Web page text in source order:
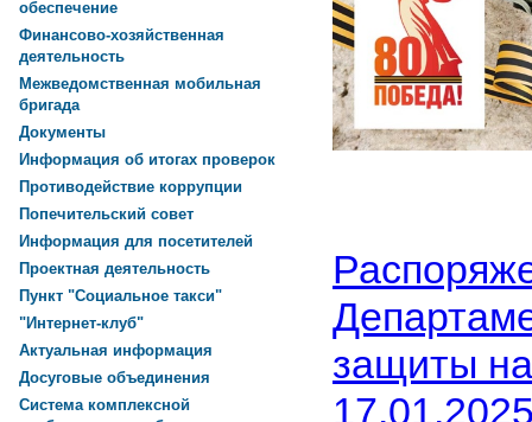
защиты
обеспечение
Финансово-хозяйственная
деятельность
Межведомственная мобильная
бригада
Документы
Информация об итогах проверок
Противодействие коррупции
Попечительский совет
Информация для посетителей
Проектная деятельность
Пункт "Социальное такси"
"Интернет-клуб"
Актуальная информация
Досуговые объединения
Система комплексной